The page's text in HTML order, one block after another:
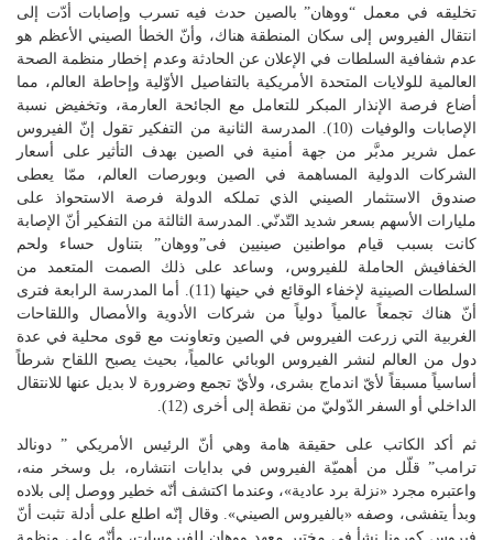
تخليقه في معمل “ووهان” بالصين حدث فيه تسرب وإصابات أدّت إلى
انتقال الفيروس إلى سكان المنطقة هناك، وأنّ الخطأ الصيني الأعظم هو
عدم شفافية السلطات في الإعلان عن الحادثة وعدم إخطار منظمة الصحة
العالمية للولايات المتحدة الأمريكية بالتفاصيل الأوّلية وإحاطة العالم، مما
أضاع فرصة الإنذار المبكر للتعامل مع الجائحة العارمة، وتخفيض نسبة
الإصابات والوفيات (10). المدرسة الثانية من التفكير تقول إنّ الفيروس
عمل شرير مدبَّر من جهة أمنية في الصين بهدف التأثير على أسعار
الشركات الدولية المساهمة في الصين وبورصات العالم، ممّا يعطى
صندوق الاستثمار الصيني الذي تملكه الدولة فرصة الاستحواذ على
مليارات الأسهم بسعر شديد التّدنّي. المدرسة الثالثة من التفكير أنّ الإصابة
كانت بسبب قيام مواطنين صينيين فى”ووهان” بتناول حساء ولحم
الخفافيش الحاملة للفيروس، وساعد على ذلك الصمت المتعمد من
السلطات الصينية لإخفاء الوقائع في حينها (11). أما المدرسة الرابعة فترى
أنّ هناك تجمعاً عالمياً دولياً من شركات الأدوية والأمصال واللقاحات
الغربية التي زرعت الفيروس في الصين وتعاونت مع قوى محلية في عدة
دول من العالم لنشر الفيروس الوبائي عالمياً، بحيث يصبح اللقاح شرطاً
أساسياً مسبقاً لأيّ اندماج بشرى، ولأيّ تجمع وضرورة لا بديل عنها للانتقال
الداخلي أو السفر الدّوليّ من نقطة إلى أخرى (12).
ثم أكد الكاتب على حقيقة هامة وهي أنّ الرئيس الأمريكي ” دونالد
ترامب” قلّل من أهميّة الفيروس في بدايات انتشاره، بل وسخر منه،
واعتبره مجرد «نزلة برد عادية»، وعندما اكتشف أنّه خطير ووصل إلى بلاده
وبدأ يتفشى، وصفه «بالفيروس الصيني». وقال إنّه اطلع على أدلة تثبت أنّ